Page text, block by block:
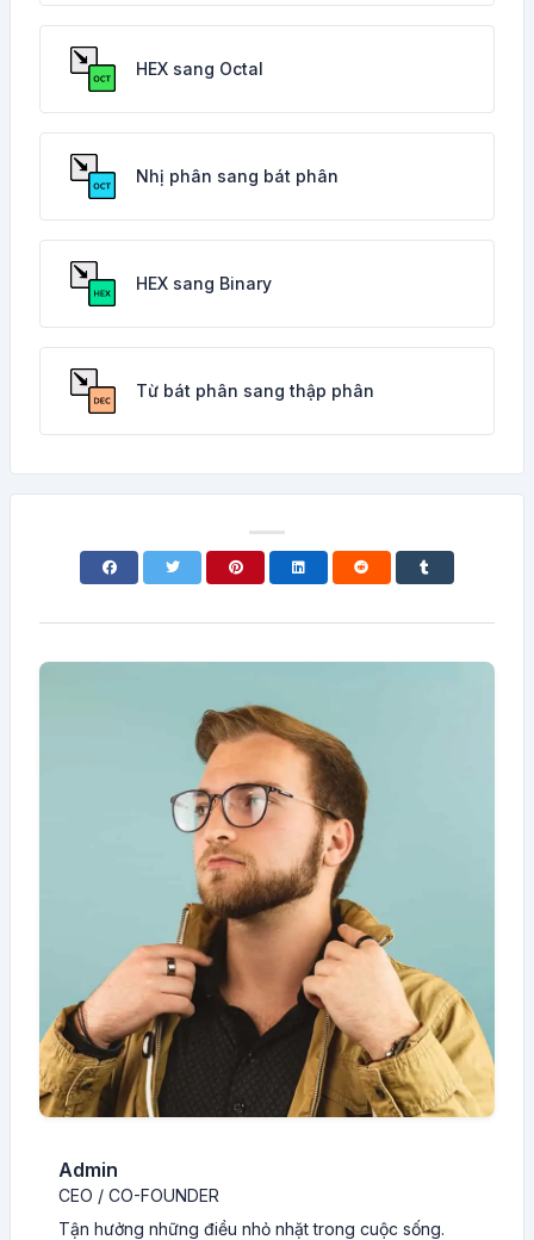
HEX sang Octal
Nhị phân sang bát phân
HEX sang Binary
Từ bát phân sang thập phân
Admin
CEO / CO-FOUNDER
Tận hưởng những điều nhỏ nhặt trong cuộc sống.